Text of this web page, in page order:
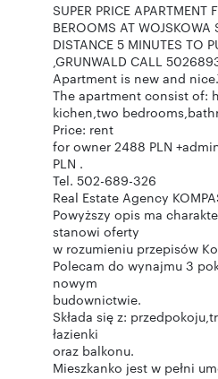
SUPER PRICE APARTMENT
BEROOMS AT WOJSKOWA
DISTANCE 5 MINUTES TO
,GRUNWALD CALL
Apartment is new and
The apartment consist of:
kichen,two
Price: rent
for owner 2488 PLN
PLN .
Tel. 502-689-326
Real Estate Agency
Powyższy opis ma
stanowi oferty
w rozumieniu przepisów
Polecam do wynajmu 3
nowym
budownictwie.
Składa się z:
łazienki
oraz balkonu.
Mieszkanko jest w pełni